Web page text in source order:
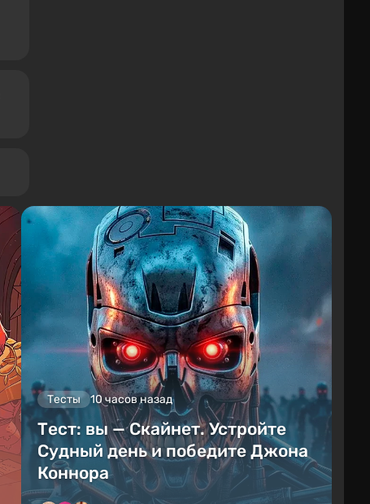
Тесты 10 часов назад
Тест: вы — Скайнет. Устройте
Судный день и победите Джона
Коннора